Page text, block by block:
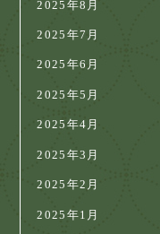
2025年8月
2025年7月
2025年6月
2025年5月
2025年4月
2025年3月
2025年2月
2025年1月